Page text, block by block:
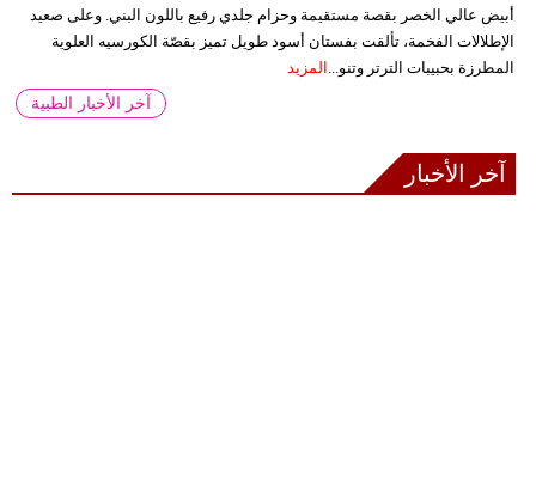
أبيض عالي الخصر بقصة مستقيمة وحزام جلدي رفيع باللون البني. وعلى صعيد
الإطلالات الفخمة، تألقت بفستان أسود طويل تميز بقصّة الكورسيه العلوية
المطرزة بحبيبات الترتر وتنو... المزيد
آخر الأخبار الطبية
آخر الأخبار